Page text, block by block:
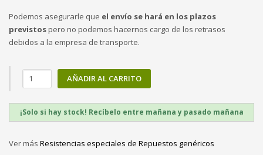
Podemos asegurarle que el envío se hará en los plazos
previstospero no podemos hacernos cargo de los retrasos
debidos a la empresa de transporte.
AÑADIR AL CARRITO
¡Solo si hay stock! Recíbelo entre mañana y pasado mañana
Ver más Resistencias especiales de Repuestos genéricos